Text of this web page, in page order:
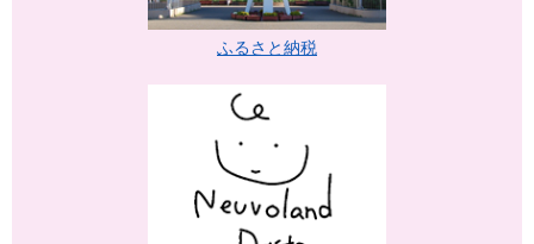
ふるさと納税